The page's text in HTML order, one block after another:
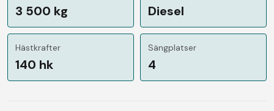
3 500 kg Diesel
Hästkrafter
140 hk
Sängplatser
4